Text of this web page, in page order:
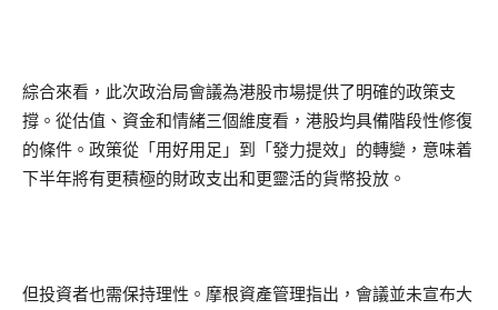
綜合來看，此次政治局會議為港股市場提供了明確的政策支
撐。從估值、資金和情緒三個維度看，港股均具備階段性修復
的條件。政策從「用好用足」到「發力提效」的轉變，意味着
下半年將有更積極的財政支出和更靈活的貨幣投放。
但投資者也需保持理性。摩根資產管理指出，會議並未宣布大